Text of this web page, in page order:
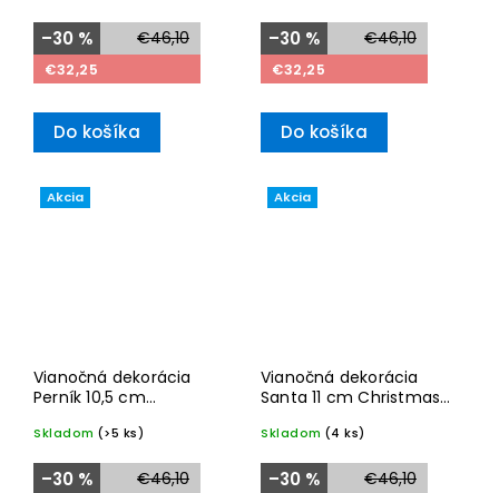
€46,10
–30 %
€32,25
Do košíka
€46,10
–30 %
€32,25
Do košíka
Akcia
Vianočná dekorácia
Perník 10,5 cm
2025– Villeroy & Boch
Skladom (>5 ks)
€46,10
–30 %
Akcia
Vianočná dekorácia
Santa 11 cm Christmas
& Boch
Skladom (4 ks)
€46,10
–30 %